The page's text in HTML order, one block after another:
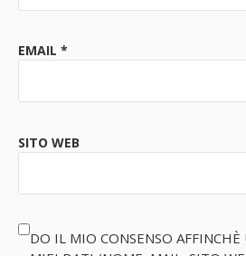
EMAIL *
SITO WEB
DO IL MIO CONSENSO AFFINCHÈ